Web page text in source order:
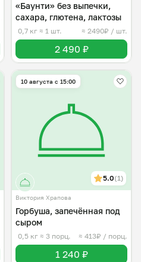
«Баунти» без выпечки,
сахара, глютена, лактозы
0,7 кг ≈ 1 шт. ≈ 2490₽ / шт.
2 490 ₽
10 августа с 15:00
5.0(1)
Виктория Храпова
Горбуша, запечëнная под
сыром
0,5 кг ≈ 3 порц. ≈ 413₽ / порц.
1 240 ₽